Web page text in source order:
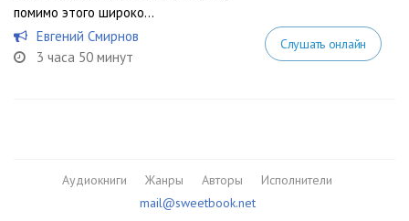
помимо этого широко...
Евгений Смирнов
3 часа 50 минут
Слушать онлайн
Аудиокниги Жанры Авторы
Исполнители
mail@sweetbook.net